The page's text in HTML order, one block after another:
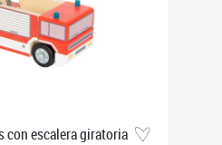
con escalera giratoria